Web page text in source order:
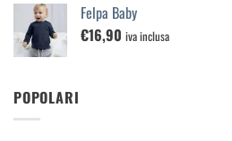
Felpa Baby
€16,90 iva inclusa
POPOLARI